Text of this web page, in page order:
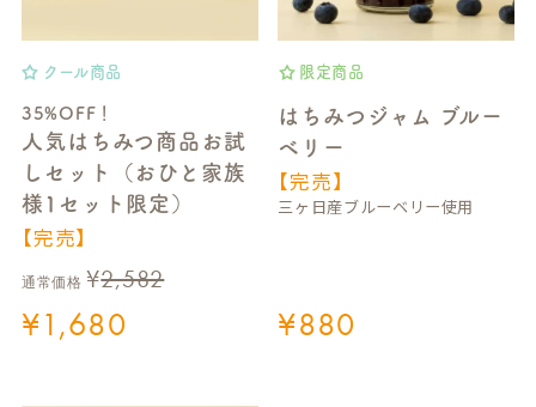
クール商品
35%OFF！
人気はちみつ商品お試
しセット（おひと家族
様1セット限定）
【完売】
通常価格 ¥2,582
¥1,680
限定商品
はちみつジャム ブルー
ベリー
【完売】
三ヶ日産ブルーベリー使用
¥880